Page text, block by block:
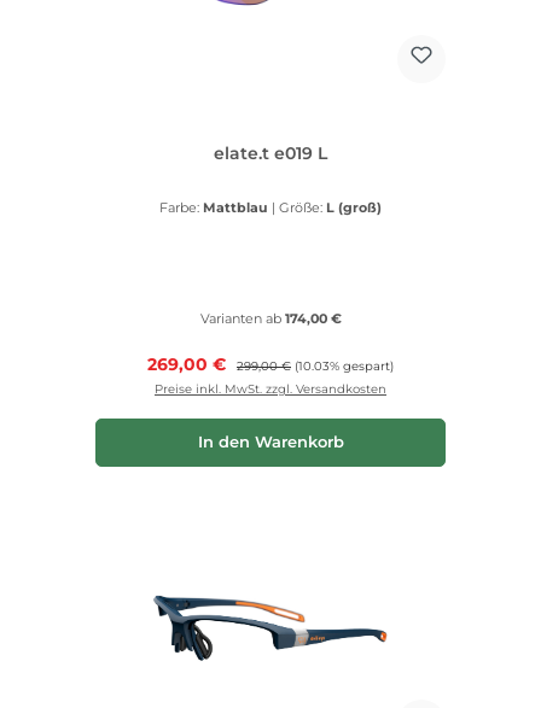
elate.t e019 L
Farbe: Mattblau | Größe: L (groß)
Varianten ab174,00 €
Verkaufspreis:
269,00 € Regulärer Preis:
299,00 € (10.03% gespart)
Preise inkl. MwSt. zzgl. Versandkosten
In den Warenkorb